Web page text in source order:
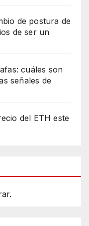
de postura de
de ser un
cuáles son
señales de
del ETH este